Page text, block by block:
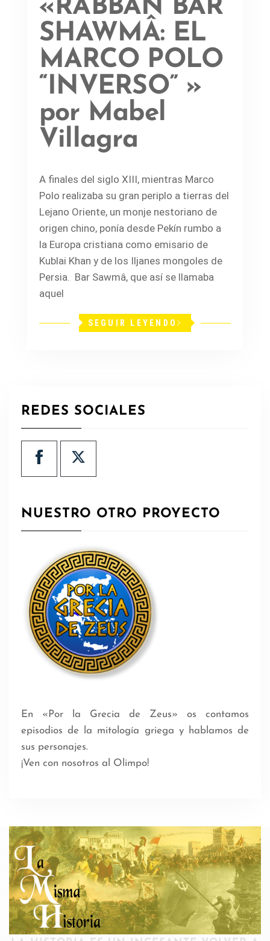
«RABBAN BAR
SHAWMÂ: EL
MARCO POLO
“INVERSO” »
por Mabel
Villagra
A finales del siglo XIII, mientras Marco
Polo realizaba su gran periplo a tierras del
Lejano Oriente, un monje nestoriano de
origen chino, ponía desde Pekín rumbo a
la Europa cristiana como emisario de
Kublai Khan y de los Iljanes mongoles de
Persia. Bar Sawmâ, que así se llamaba
aquel
SEGUIR LEYENDO
REDES SOCIALES
NUESTRO OTRO PROYECTO
En «Por la Grecia de Zeus» os contamos
episodios de la mitología griega y hablamos de
sus personajes.
¡Ven con nosotros al Olimpo!